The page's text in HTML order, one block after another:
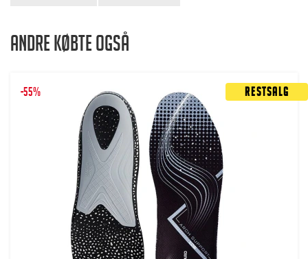
Andre købte også
Restsalg
-55%